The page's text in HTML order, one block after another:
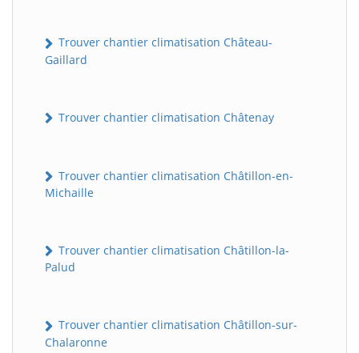
Trouver chantier climatisation Château-
Gaillard
Trouver chantier climatisation Châtenay
Trouver chantier climatisation Châtillon-en-
Michaille
Trouver chantier climatisation Châtillon-la-
Palud
Trouver chantier climatisation Châtillon-sur-
Chalaronne